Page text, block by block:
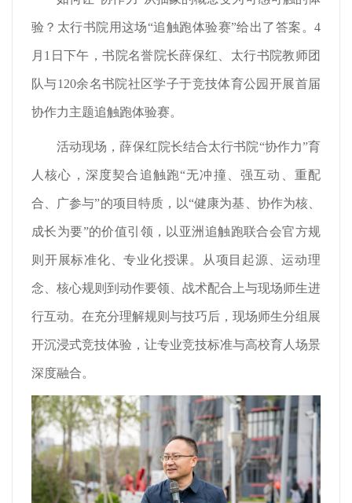
验？太行书院用这场“追触跑体验赛”给出了答案。4
月1日下午，书院名誉院长薛保红、太行书院教师团
队与120余名书院社区学子于竞技体育公园开展首届
协作力主题追触跑体验赛。
活动现场，薛保红院长结合太行书院“协作力”育
人核心，深度契合追触跑“无冲撞、强互动、重配
合、广参与”的项目特质，以“健康为基、协作为核、
成长为要”的价值引领，以亚洲追触跑联合会官方规
则开展标准化、专业化授课。从项目起源、运动理
念、核心规则到动作要领、战术配合上与现场师生进
行互动。在充分理解规则与技巧后，现场师生分组展
开沉浸式竞技体验，让专业竞技标准与高校育人场景
深度融合。